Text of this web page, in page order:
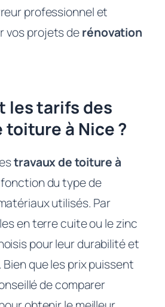
professionnel et
vos projets derénovation
les tarifs des
toiture à Nice ?
travaux de toiture à
du type de
utilisés. Par
en terre cuite ou le zinc
pour leur durabilité et
que les prix puissent
de comparer